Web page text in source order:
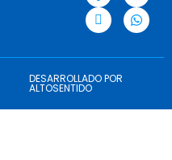
DESARROLLADO POR
ALTOSENTIDO